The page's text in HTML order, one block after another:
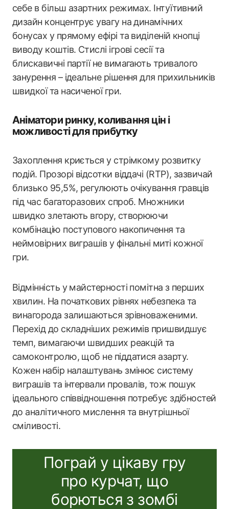
себе в більш азартних режимах. Інтуїтивний
дизайн концентрує увагу на динамічних
бонусах у прямому ефірі та виділеній кнопці
виводу коштів. Стислі ігрові сесії та
блискавичні партії не вимагають тривалого
занурення – ідеальне рішення для прихильників
швидкої та насиченої гри.
Аніматори ринку, коливання цін і
можливості для прибутку
Захоплення криється у стрімкому розвитку
подій. Прозорі відсотки віддачі (RTP), зазвичай
близько 95,5%, регулюють очікування гравців
під час багаторазових спроб. Множники
швидко злетають вгору, створюючи
комбінацію поступового накопичення та
неймовірних виграшів у фінальні миті кожної
гри.
Відмінність у майстерності помітна з перших
хвилин. На початкових рівнях небезпека та
винагорода залишаються зрівноваженими.
Перехід до складніших режимів пришвидшує
темп, вимагаючи швидших реакцій та
самоконтролю, щоб не піддатися азарту.
Кожен набір налаштувань змінює систему
виграшів та інтервали провалів, тож пошук
ідеального співвідношення потребує здібностей
до аналітичного мислення та внутрішньої
сміливості.
Пограй у цікаву гру
про курчат, що
борються з зомбі